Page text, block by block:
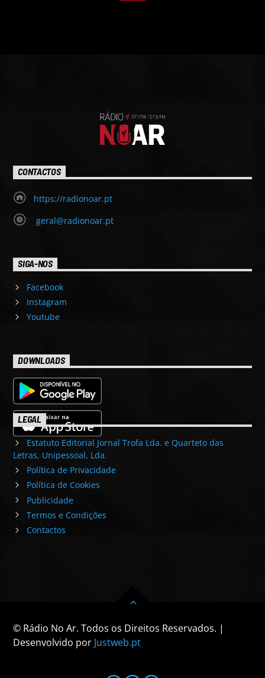
CONTACTOS
https://radionoar.pt
geral@radionoar.pt
SIGA-NOS
Facebook
Instagram
Youtube
DOWNLOADS
LEGAL
Estatuto Editorial Jornal Trofa Lda. e Quarteto das
Letras, Unipessoal, Lda.
Política de Privacidade
Política de Cookies
Publicidade
Termos e Condições
Contactos
© Rádio No Ar. Todos os Direitos Reservados. |
Desenvolvido por Justweb.pt